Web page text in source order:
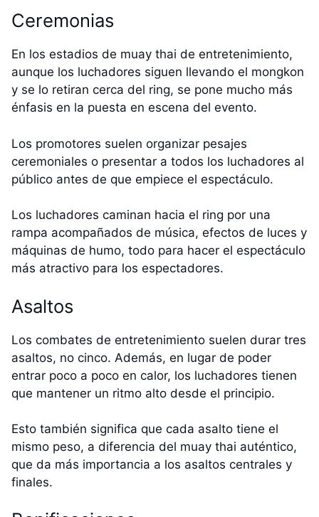
Ceremonias
En los estadios de muay thai de entretenimiento,
aunque los luchadores siguen llevando el mongkon
y se lo retiran cerca del ring, se pone mucho más
énfasis en la puesta en escena del evento.
Los promotores suelen organizar pesajes
ceremoniales o presentar a todos los luchadores al
público antes de que empiece el espectáculo.
Los luchadores caminan hacia el ring por una
rampa acompañados de música, efectos de luces y
máquinas de humo, todo para hacer el espectáculo
más atractivo para los espectadores.
Asaltos
Los combates de entretenimiento suelen durar tres
asaltos, no cinco. Además, en lugar de poder
entrar poco a poco en calor, los luchadores tienen
que mantener un ritmo alto desde el principio.
Esto también significa que cada asalto tiene el
mismo peso, a diferencia del muay thai auténtico,
que da más importancia a los asaltos centrales y
finales.